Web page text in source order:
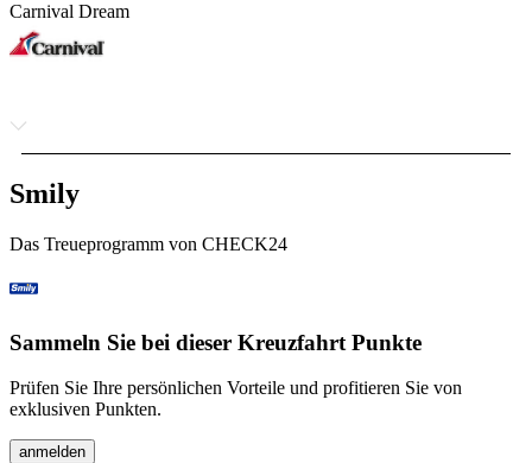
Carnival Dream
Smily
Das Treueprogramm von CHECK24
Sammeln Sie bei dieser Kreuzfahrt Punkte
Prüfen Sie Ihre persönlichen Vorteile und profitieren Sie von
exklusiven Punkten.
anmelden